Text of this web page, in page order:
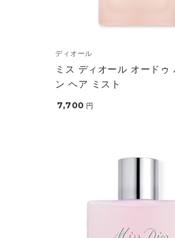
ディオール
ミス ディオール オードゥ
ン ヘア ミスト
7,700 円